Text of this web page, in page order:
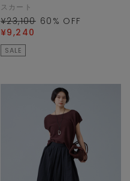
スカート
¥23,100 60 % OFF
¥9,240
SALE